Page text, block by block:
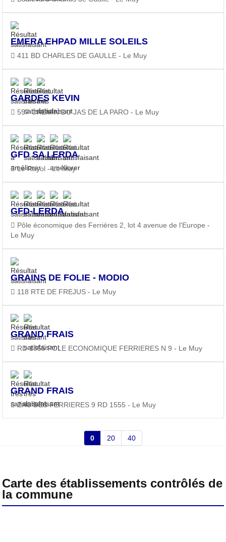
EMERA EHPAD MILLE SOLEILS
411 BD CHARLES DE GAULLE - Le Muy
GARDES KEVIN
557 CHEMIN DU JAS DE LA PARO - Le Muy
GFD SA LERDA
Le Rayol - Le Muy
GFD-LERDA
Pôle économique des Ferrières 2, lot 4 avenue de l'Europe -
Le Muy
GRAINS DE FOLIE - MODIO
118 RTE DE FREJUS - Le Muy
GRAND FRAIS
RD 1555 POLE ECONOMIQUE FERRIERES N 9 - Le Muy
GRAND FRAIS
ZAC DES FERRIERES 9 RD 1555 - Le Muy
0 20 40
Carte des établissements contrôlés de
la commune